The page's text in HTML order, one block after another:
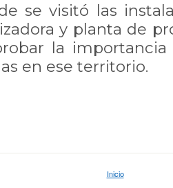
se visitó las
y planta de
la importancia
en ese territorio.
Inicio